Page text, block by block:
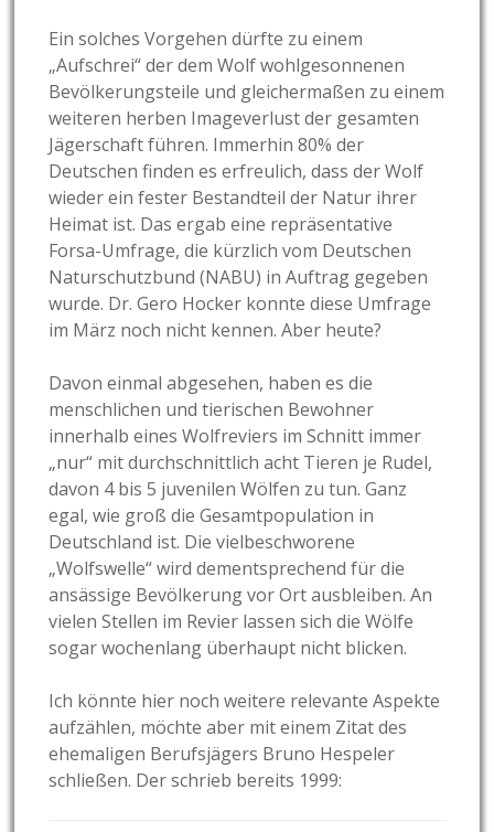
Ein solches Vorgehen dürfte zu einem
„Aufschrei“ der dem Wolf wohlgesonnenen
Bevölkerungsteile und gleichermaßen zu einem
weiteren herben Imageverlust der gesamten
Jägerschaft führen. Immerhin 80% der
Deutschen finden es erfreulich, dass der Wolf
wieder ein fester Bestandteil der Natur ihrer
Heimat ist. Das ergab eine repräsentative
Forsa-Umfrage, die kürzlich vom Deutschen
Naturschutzbund (NABU) in Auftrag gegeben
wurde. Dr. Gero Hocker konnte diese Umfrage
im März noch nicht kennen. Aber heute?
Davon einmal abgesehen, haben es die
menschlichen und tierischen Bewohner
innerhalb eines Wolfreviers im Schnitt immer
„nur“ mit durchschnittlich acht Tieren je Rudel,
davon 4 bis 5 juvenilen Wölfen zu tun. Ganz
egal, wie groß die Gesamtpopulation in
Deutschland ist. Die vielbeschworene
„Wolfswelle“ wird dementsprechend für die
ansässige Bevölkerung vor Ort ausbleiben. An
vielen Stellen im Revier lassen sich die Wölfe
sogar wochenlang überhaupt nicht blicken.
Ich könnte hier noch weitere relevante Aspekte
aufzählen, möchte aber mit einem Zitat des
ehemaligen Berufsjägers Bruno Hespeler
schließen. Der schrieb bereits 1999: